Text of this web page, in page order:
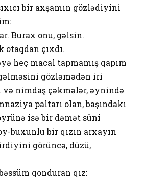
bir axşamın gözlədiyini
Burax onu, gəlsin.
çıxdı.
heç macal tapmamış qapım
gözləmədən iri
və nimdaş çəkmələr, əynində
paltarı olan, başındakı
isə bir dəmət süni
buxunlu bir qızın arxayın
görüncə, düzü,
qonduran qız: